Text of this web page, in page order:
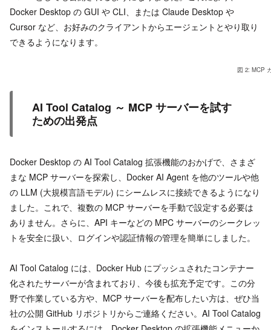
Docker Desktop の GUI や CLI、または Claude Desktop や
Cursor など、お好みのクライアントからエージェントとやり取り
できるようになります。
図 2: MCP
AI Tool Catalog ～ MCP サーバーを試す
ための出発点
Docker Desktop の AI Tool Catalog 拡張機能のおかげで、さまざ
まな MCP サーバーを探索し、Docker AI Agent を他のツールや他
の LLM (大規模言語モデル) にシームレスに接続できるようになり
ました。これで、複数の MCP サーバーを手動で設定する必要は
ありません。さらに、API キーなどの MPC サーバーのシークレッ
トを安全に扱い、ログインや認証情報の管理を簡単にしました。
AI Tool Catalog には、Docker Hub にプッシュされたコンテナー
化されたサーバーが含まれており、今後も拡充予定です。この分
野で作業している方や、MCP サーバーを配布したい方は、ぜひ当
社の公開 GitHub リポジトリからご連絡ください。AI Tool Catalog